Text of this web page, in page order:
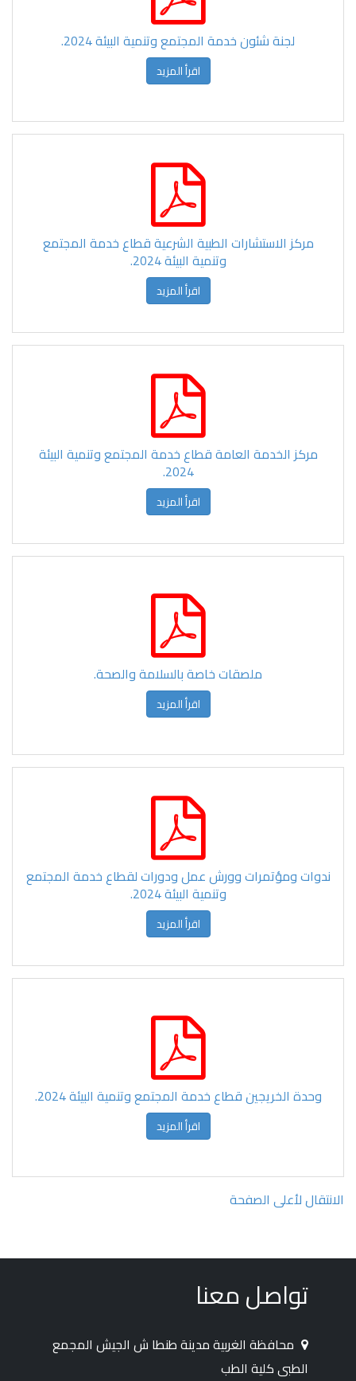
لجنة شئون خدمة المجتمع وتنمية البيئة 2024.
اقرأ المزيد
مركز الاستشارات الطبية الشرعية قطاع خدمة المجتمع
وتنمية البيئة 2024.
اقرأ المزيد
مركز الخدمة العامة قطاع خدمة المجتمع وتنمية البيئة
2024.
اقرأ المزيد
ملصقات خاصة بالسلامة والصحة.
اقرأ المزيد
ندوات ومؤتمرات وورش عمل ودورات لقطاع خدمة المجتمع
وتنمية البيئة 2024.
اقرأ المزيد
وحدة الخريجين قطاع خدمة المجتمع وتنمية البيئة 2024.
اقرأ المزيد
الانتقال لأعلى الصفحة
تواصل معنا
محافظة الغربية مدينة طنطا ش الجيش المجمع
الطبى كلية الطب